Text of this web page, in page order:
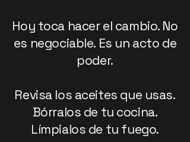
Hoy toca hacer el cambio. No
es negociable. Es un acto de
poder.
Revisa los aceites que usas.
Bórralos de tu cocina.
Límpialos de tu fuego.